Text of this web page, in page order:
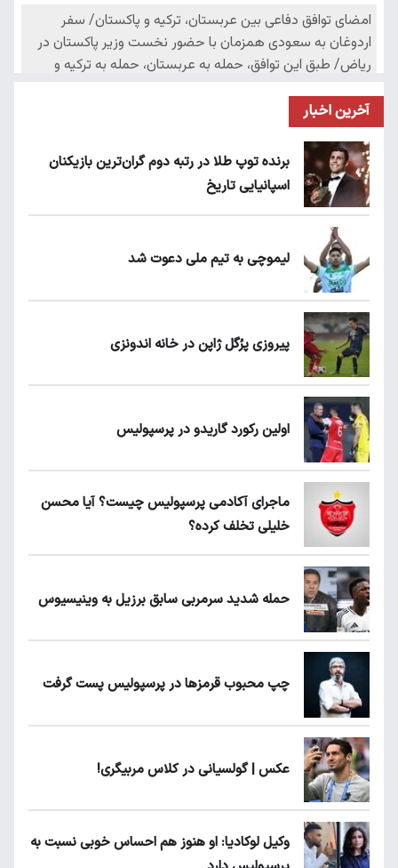
آخرین اخبار
برنده توپ طلا در رتبه دوم گران‌ترین بازیکنان
اسپانیایی تاریخ
لیموچی به تیم ملی دعوت شد
پیروزی پرُگل ژاپن در خانه اندونزی
اولین رکورد گاریدو در پرسپولیس
ماجرای آکادمی پرسپولیس چیست؟ آیا محسن
خلیلی تخلف کرده؟
حمله شدید سرمربی سابق برزیل به وینیسیوس
چپ محبوب قرمزها در پرسپولیس پست گرفت
عکس | گولسیانی در کلاس مربیگری!
وکیل لوکادیا: او هنوز هم احساس خوبی نسبت به